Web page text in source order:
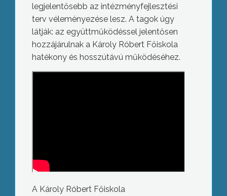
legjelentősebb az intézményfejlesztési
terv véleményezése lesz. A tagok úgy
látják: az együttműködéssel jelentősen
hozzájárulnak a Károly Róbert Főiskola
hatékony és hosszútávú működéséhez.
A Károly Róbert Főiskola